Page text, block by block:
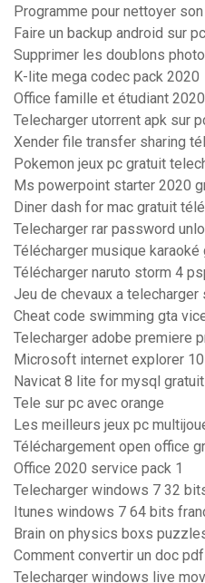
Programme pour nettoyer
Faire un backup android sur pc
Supprimer les doublons
K-lite mega codec pack 2020
Office famille et étudiant 2020
Telecharger utorrent apk sur
Xender file transfer sharing
Pokemon jeux pc gratuit
Ms powerpoint starter 2020
Diner dash for mac gratuit
Telecharger rar password
Télécharger musique karaoké
Télécharger naruto storm 4
Jeu de chevaux a telecharger
Cheat code swimming gta
Telecharger adobe premiere
Microsoft internet explorer
Navicat 8 lite for mysql
Tele sur pc avec orange
Les meilleurs jeux pc
Téléchargement open office
Office 2020 service pack 1
Telecharger windows 7 32
Itunes windows 7 64 bits
Brain on physics boxs
Comment convertir un doc
Telecharger windows live